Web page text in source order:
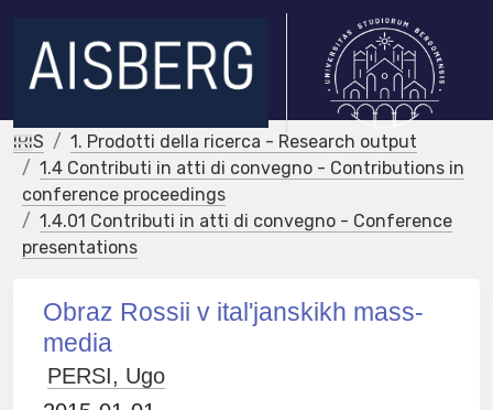
IRIS
1. Prodotti della ricerca - Research output
1.4 Contributi in atti di convegno - Contributions in
conference proceedings
1.4.01 Contributi in atti di convegno - Conference
presentations
Obraz Rossii v ital'janskikh mass-
media
PERSI, Ugo